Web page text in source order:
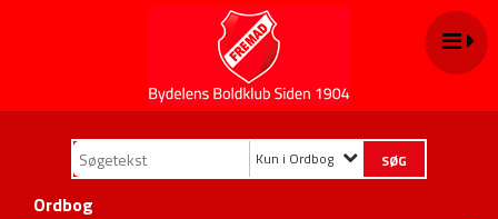
Kun i Ordbog
Ordbog